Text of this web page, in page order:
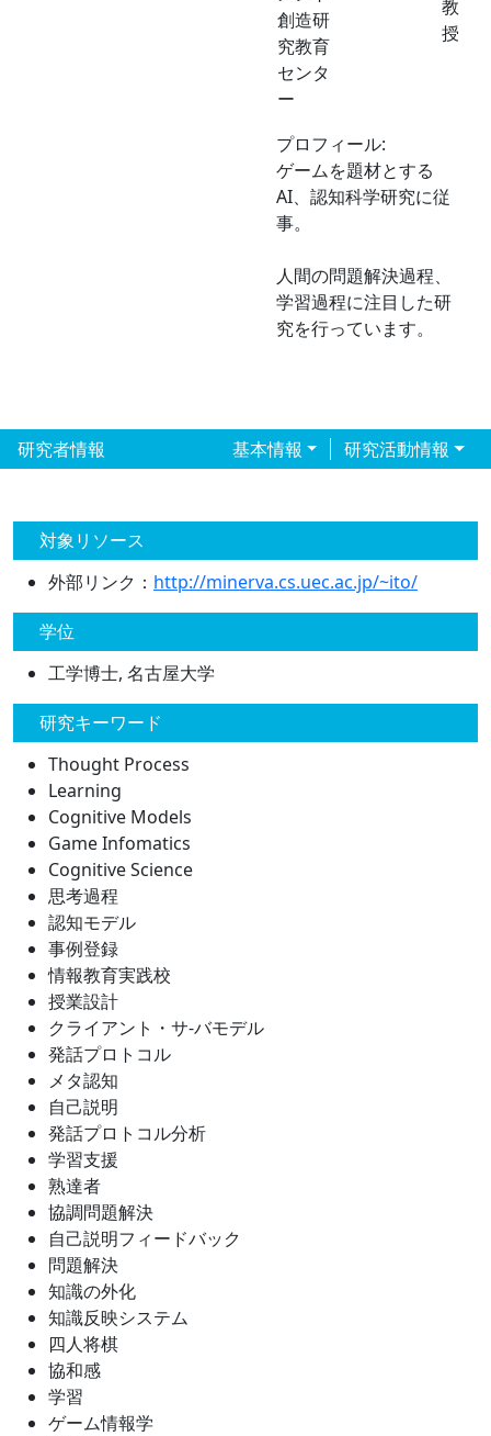
創造研
究教育
センタ
ー
教
授
プロフィール:
ゲームを題材とする
AI、認知科学研究に従
事。
人間の問題解決過程、
学習過程に注目した研
究を行っています。
研究者情報 基本情報 研究活動情報
対象リソース
外部リンク： http://minerva.cs.uec.ac.jp/~ito/
学位
工学博士, 名古屋大学
研究キーワード
Thought Process
Learning
Cognitive Models
Game Infomatics
Cognitive Science
思考過程
認知モデル
事例登録
情報教育実践校
授業設計
クライアント・サ-バモデル
発話プロトコル
メタ認知
自己説明
発話プロトコル分析
学習支援
熟達者
協調問題解決
自己説明フィードバック
問題解決
知識の外化
知識反映システム
四人将棋
協和感
学習
ゲーム情報学